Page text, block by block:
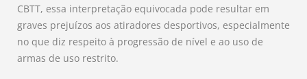
CBTT, essa interpretação equivocada pode resultar em
graves prejuízos aos atiradores desportivos, especialmente
no que diz respeito à progressão de nível e ao uso de
armas de uso restrito.